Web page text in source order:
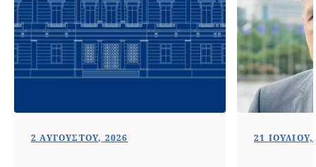
2 ΑΥΓΟΎΣΤΟΥ, 2026 21 ΙΟΥΛΊΟΥ,